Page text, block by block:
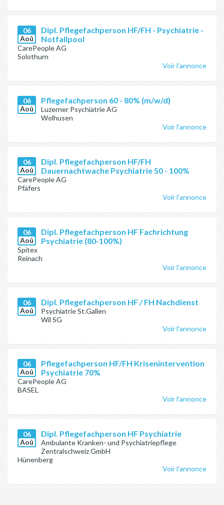
06
Aoû
Dipl. Pflegefachperson HF/FH - Psychiatrie -
Notfallpool
CarePeople AG
Solothurn
Voir l'annonce
06
Aoû
Pflegefachperson 60 - 80% (m/w/d)
Luzerner Psychiatrie AG
Wolhusen
Voir l'annonce
06
Aoû
Dipl. Pflegefachperson HF/FH
Dauernachtwache Psychiatrie 50 - 100%
CarePeople AG
Pfäfers
Voir l'annonce
06
Aoû
Dipl. Pflegefachperson HF Fachrichtung
Psychiatrie (80-100%)
Spitex
Reinach
Voir l'annonce
06
Aoû
Dipl. Pflegefachperson HF / FH Nachdienst
Psychiatrie St.Gallen
Wil SG
Voir l'annonce
06
Aoû
Pflegefachperson HF/FH Krisenintervention
Psychiatrie 70%
CarePeople AG
BASEL
Voir l'annonce
06
Aoû
Dipl. Pflegefachperson HF Psychiatrie
Ambulante Kranken- und Psychiatriepflege
Zentralschweiz GmbH
Hünenberg
Voir l'annonce